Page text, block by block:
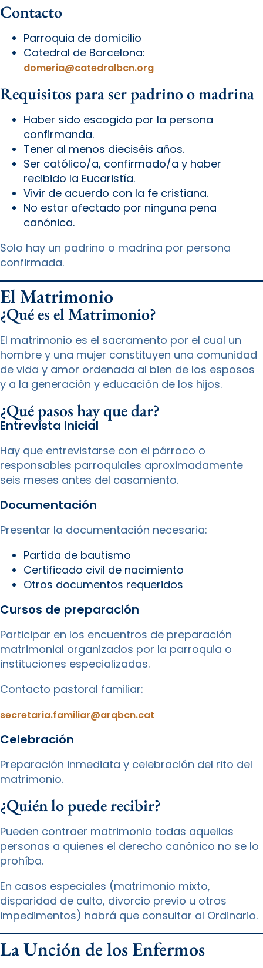
Contacto
Parroquia de domicilio
Catedral de Barcelona:
domeria@catedralbcn.org
Requisitos para ser padrino o madrina
Haber sido escogido por la persona
confirmanda.
Tener al menos dieciséis años.
Ser católico/a, confirmado/a y haber
recibido la Eucaristía.
Vivir de acuerdo con la fe cristiana.
No estar afectado por ninguna pena
canónica.
Solo hay un padrino o madrina por persona
confirmada.
El Matrimonio
¿Qué es el Matrimonio?
El matrimonio es el sacramento por el cual un
hombre y una mujer constituyen una comunidad
de vida y amor ordenada al bien de los esposos
y a la generación y educación de los hijos.
¿Qué pasos hay que dar?
Entrevista inicial
Hay que entrevistarse con el párroco o
responsables parroquiales aproximadamente
seis meses antes del casamiento.
Documentación
Presentar la documentación necesaria:
Partida de bautismo
Certificado civil de nacimiento
Otros documentos requeridos
Cursos de preparación
Participar en los encuentros de preparación
matrimonial organizados por la parroquia o
instituciones especializadas.
Contacto pastoral familiar:
secretaria.familiar@arqbcn.cat
Celebración
Preparación inmediata y celebración del rito del
matrimonio.
¿Quién lo puede recibir?
Pueden contraer matrimonio todas aquellas
personas a quienes el derecho canónico no se lo
prohíba.
En casos especiales (matrimonio mixto,
disparidad de culto, divorcio previo u otros
impedimentos) habrá que consultar al Ordinario.
La Unción de los Enfermos